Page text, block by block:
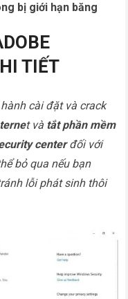
bị giới hạn băng
TIẾT
cài đặt và crack
t và tắt phần mềm
centerđối với
bỏ qua nếu bạn
lỗi phát sinh thôi